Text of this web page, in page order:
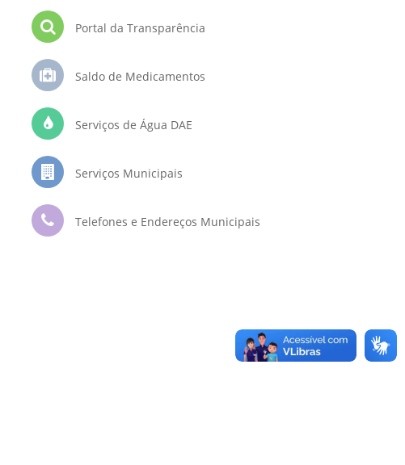
Portal da Transparência
Saldo de Medicamentos
Serviços de Água DAE
Serviços Municipais
Telefones e Endereços Municipais